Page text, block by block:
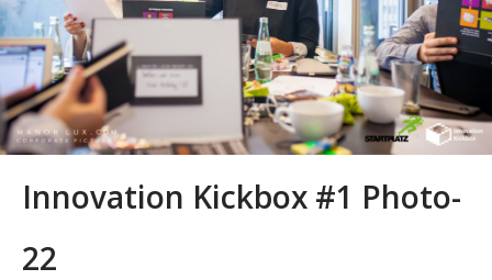
Innovation Kickbox #1 Photo-
22